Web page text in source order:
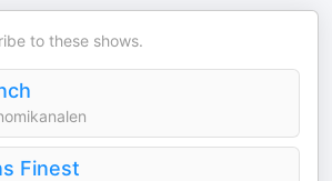
to these shows.
Finest